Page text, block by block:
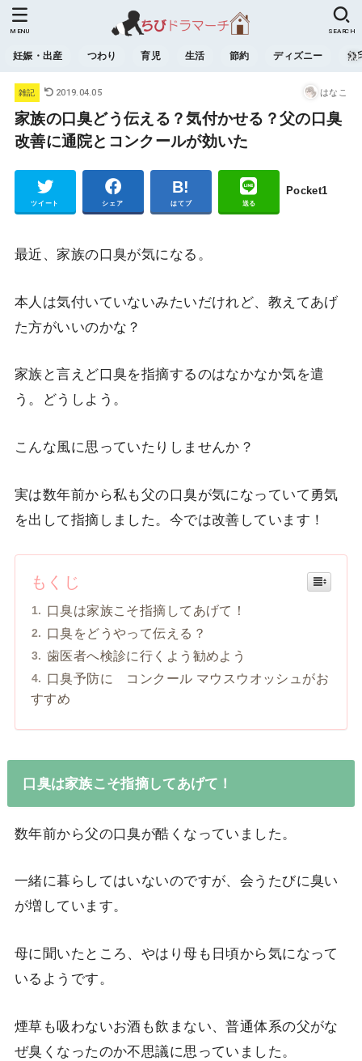
妊娠・出産 つわり 育児 生活 節約 ディズニー 無
SEARCH
MENU
雑記 2019.04.05 はなこ
家族の口臭どう伝える？気付かせる？父の口臭
改善に通院とコンクールが効いた
ツイート シェア はてブ 送る
Pocket1
最近、家族の口臭が気になる。
本人は気付いていないみたいだけれど、教えてあげ
た方がいいのかな？
家族と言えど口臭を指摘するのはなかなか気を遣
う。どうしよう。
こんな風に思っていたりしませんか？
実は数年前から私も父の口臭が気になっていて勇気
を出して指摘しました。今では改善しています！
もくじ
口臭は家族こそ指摘してあげて！
口臭をどうやって伝える？
歯医者へ検診に行くよう勧めよう
口臭予防に コンクール マウスウオッシュがお
すすめ
口臭は家族こそ指摘してあげて！
数年前から父の口臭が酷くなっていました。
一緒に暮らしてはいないのですが、会うたびに臭い
が増しています。
母に聞いたところ、やはり母も日頃から気になって
いるようです。
煙草も吸わないお酒も飲まない、普通体系の父がな
ぜ臭くなったのか不思議に思っていました。